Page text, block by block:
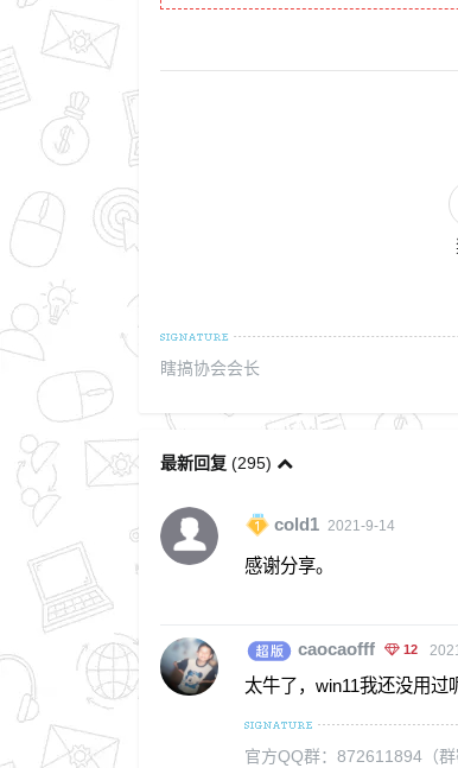
瞎搞协会会长
最新回复(295)
cold1 2021-9-14
感谢分享。
caocaofff 12
太牛了，win11我还没用过
官方QQ群：872611894（群